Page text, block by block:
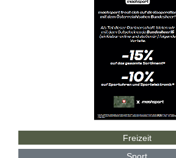
Freizeit
Sport